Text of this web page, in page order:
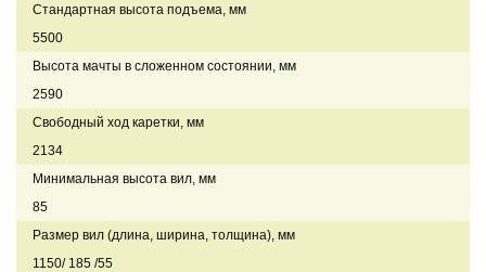
Стандартная высота подъема, мм
5500
Высота мачты в сложенном состоянии, мм
2590
Свободный ход каретки, мм
2134
Минимальная высота вил, мм
85
Размер вил (длина, ширина, толщина), мм
1150/ 185 /55